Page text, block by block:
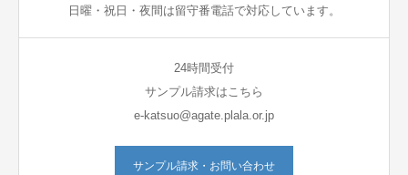
日曜・祝日・夜間は留守番電話で対応しています。
24時間受付
サンプル請求はこちら
e-katsuo@agate.plala.or.jp
サンプル請求・お問い合わせ